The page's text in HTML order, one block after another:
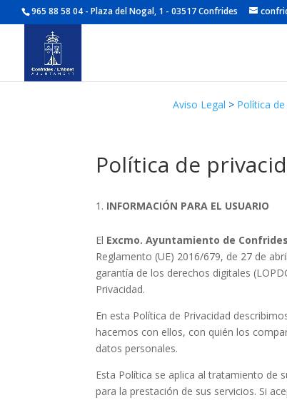
965 88 58 04 - Plaza del Nogal, 1 - 03517 Confrides
Aviso Legal > Política
Política de
INFORMACIÓN PARA EL USUARIO
El Excmo. Ayuntamiento de Confrides
Reglamento (UE) 2016/679, de 27 de
garantía de los derechos digitales
Privacidad.
En esta Política de Privacidad
hacemos con ellos, con quién los
datos personales.
Esta Política se aplica al tratamiento de
para la prestación de sus servicios. Si